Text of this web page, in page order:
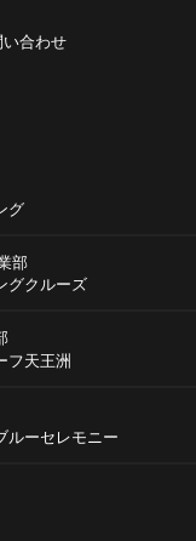
い合わせ
グ
部
グクルーズ
フ天王洲
ーセレモニー